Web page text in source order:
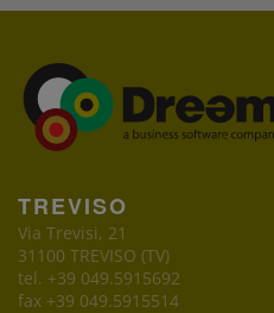
TREVISO
Via Trevisi, 21
31100 TREVISO (TV)
tel. +39 049.5915692
fax +39 049.5915514